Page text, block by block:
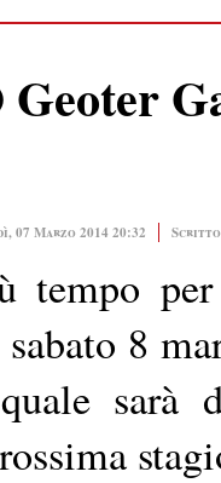
07 Marzo 2014 20:32 Scritto
tempo
8
sarà